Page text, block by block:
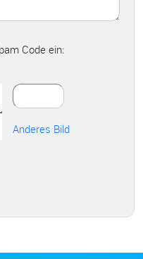
Code ein:
Anderes Bild